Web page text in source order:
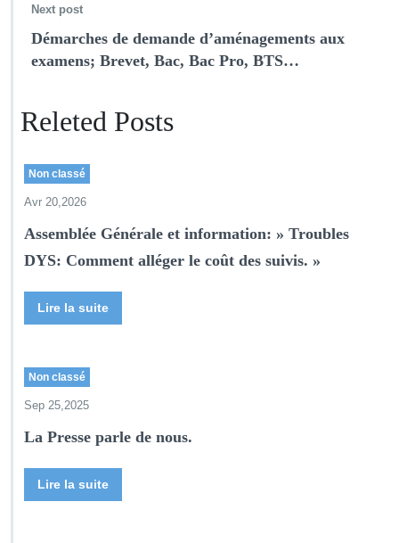
Next post
Démarches de demande d’aménagements aux
examens; Brevet, Bac, Bac Pro, BTS…
Releted Posts
Non classé
Avr 20,2026
Assemblée Générale et information: » Troubles
DYS: Comment alléger le coût des suivis. »
Lire la suite
Non classé
Sep 25,2025
La Presse parle de nous.
Lire la suite